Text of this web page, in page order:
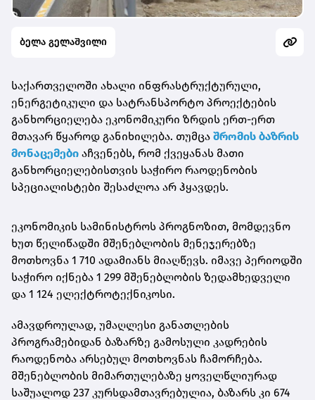
ბელა გელაშვილი
საქართველოში ახალი ინფრასტრუქტურული,
ენერგეტიკული და სატრანსპორტო პროექტების
განხორციელება ეკონომიკური ზრდის ერთ-ერთ
მთავარ წყაროდ განიხილება. თუმცა შრომის ბაზრის
მონაცემები აჩვენებს, რომ ქვეყანას მათი
განხორციელებისთვის საჭირო რაოდენობის
სპეციალისტები შესაძლოა არ ჰყავდეს.
ეკონომიკის სამინისტროს პროგნოზით, მომდევნო
ხუთ წელიწადში მშენებლობის მენეჯერებზე
მოთხოვნა 1 710 ადამიანს მიაღწევს. იმავე პერიოდში
საჭირო იქნება 1 299 მშენებლობის ზედამხედველი
და 1 124 ელექტროტექნიკოსი.
ამავდროულად, უმაღლესი განათლების
პროგრამებიდან ბაზარზე გამოსული კადრების
რაოდენობა არსებულ მოთხოვნას ჩამორჩება.
მშენებლობის მიმართულებაზე ყოველწლიურად
საშუალოდ 237 კურსდამთავრებულია, ბაზარს კი 674